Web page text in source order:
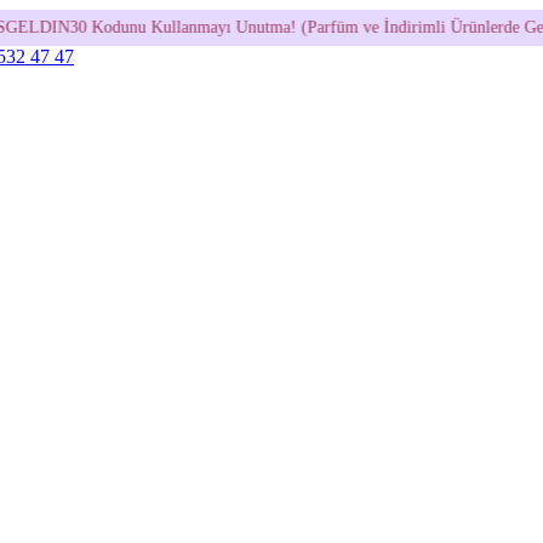
Unutma! (Parfüm ve İndirimli Ürünlerde Geçerli Değildir.) •
47 47